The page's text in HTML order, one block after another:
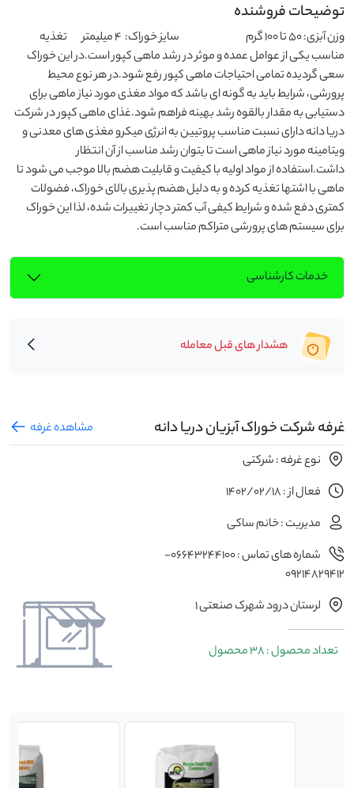
توضیحات فروشنده
ویتامینه مورد نیاز ماهی است تا بتوان رشد مناسب از آن انتظار
برای سیستم های پرورشی متراکم مناسب است.
خدمات کارشناسی
هشدار های قبل معامله
غرفه شرکت خوراک آبزیان دریا دانه
مشاهده غرفه
نوع غرفه : شرکتی
فعال از : 1402/02/18
مدیریت : خانم ساکی
شماره های تماس : 06643244100-
09214829412
لرستان درود شهرک صنعتی 1
تعداد محصول : 38 محصول